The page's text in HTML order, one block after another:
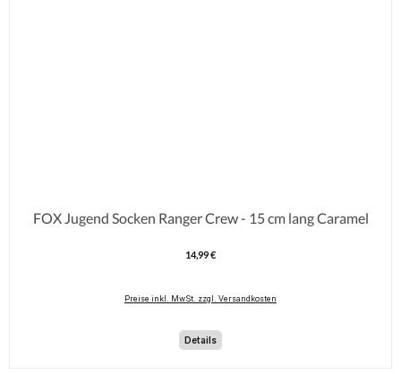
FOX Jugend Socken Ranger Crew - 15 cm lang Caramel
Regulärer Preis:
14,99 €
Preise inkl. MwSt. zzgl. Versandkosten
Details